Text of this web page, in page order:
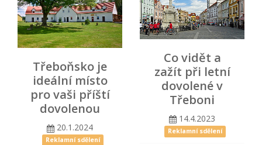
Třeboňsko je
ideální místo
pro vaši příští
dovolenou
20.1.2024
Reklamní sdělení
Co vidět a
zažít při letní
dovolené v
Třeboni
14.4.2023
Reklamní sdělení